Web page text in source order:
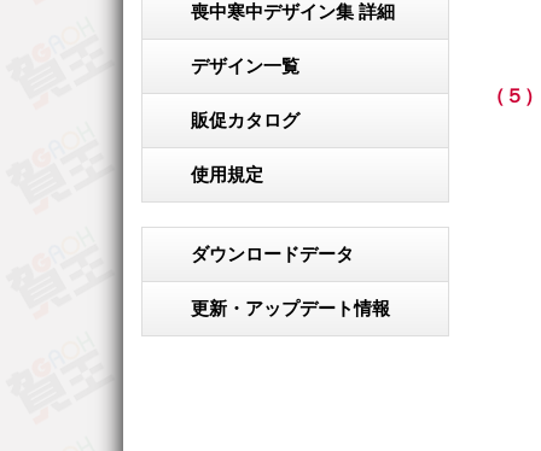
（５
喪中寒中デザイン集 詳細
デザイン一覧
販促カタログ
使用規定
ダウンロードデータ
更新・アップデート情報